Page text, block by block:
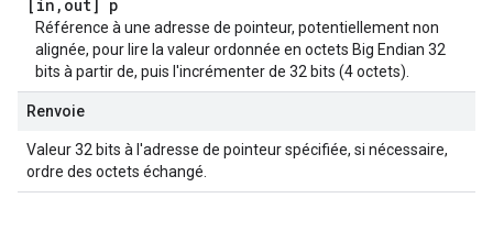
[in , out] p
Référence à une adresse de pointeur, potentiellement non
alignée, pour lire la valeur ordonnée en octets Big Endian 32
bits à partir de, puis l'incrémenter de 32 bits (4 octets).
Renvoie
Valeur 32 bits à l'adresse de pointeur spécifiée, si nécessaire,
ordre des octets échangé.